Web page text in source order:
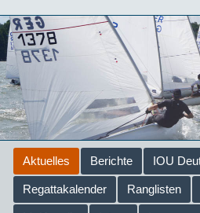
Aktuelles Berichte IOU
Regattakalender Ranglisten